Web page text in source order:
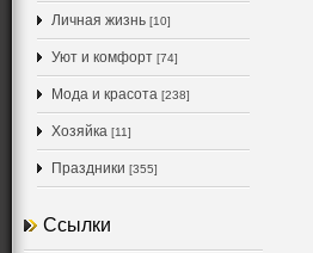
Личная жизнь [10]
Уют и комфорт [74]
Мода и красота [238]
Хозяйка [11]
Праздники [355]
Ссылки